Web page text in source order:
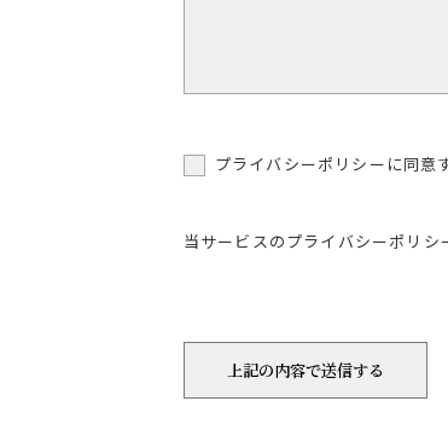
プライバシーポリシーに同意
当サービスのプライバシーポリシ